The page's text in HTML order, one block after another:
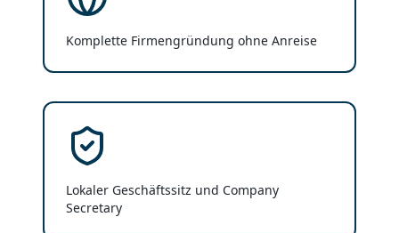
Komplette Firmengründung ohne Anreise
Lokaler Geschäftssitz und Company
Secretary